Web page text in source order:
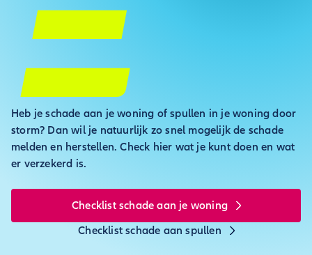
Heb je schade aan je woning of spullen in je woning door
storm? Dan wil je natuurlijk zo snel mogelijk de schade
melden en herstellen. Check hier wat je kunt doen en wat
er verzekerd is.
Checklist schade aan je woning
Checklist schade aan spullen